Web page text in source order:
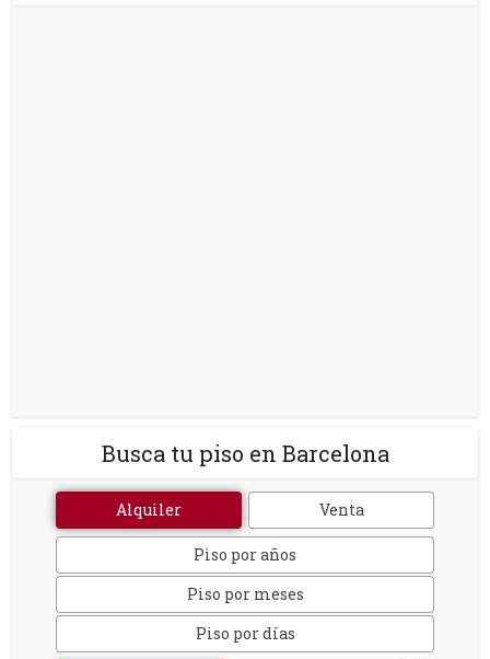
Busca tu piso en Barcelona
Alquiler Venta
Piso por años
Piso por meses
Piso por días